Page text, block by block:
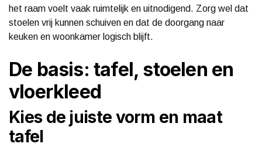
het raam voelt vaak ruimtelijk en uitnodigend. Zorg wel dat
stoelen vrij kunnen schuiven en dat de doorgang naar
keuken en woonkamer logisch blijft.
De basis: tafel, stoelen en
vloerkleed
Kies de juiste vorm en maat
tafel